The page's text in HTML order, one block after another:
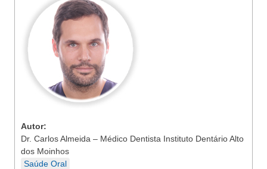
Autor:
Dr. Carlos Almeida – Médico Dentista Instituto Dentário Alto
dos Moinhos
Saúde Oral